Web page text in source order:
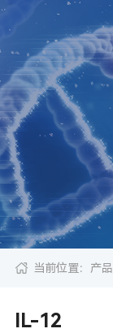
当前位置： 产
IL-12